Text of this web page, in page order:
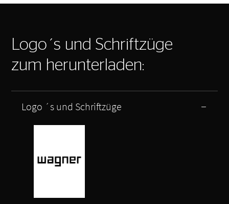
Logo´s und Schriftzüge
zum herunterladen:
Logo ´s und Schriftzüge